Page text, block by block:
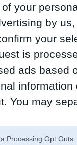
your
by
your
is
ads based
You may
Processing Opt Outs